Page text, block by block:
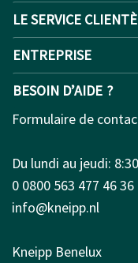
LE SERVICE
ENTREPRISE
BESOIN D’AIDE ?
Formulaire de
Du lundi au jeudi:
0 0800 563 477 46 36
info@kneipp.nl
Kneipp Benelux